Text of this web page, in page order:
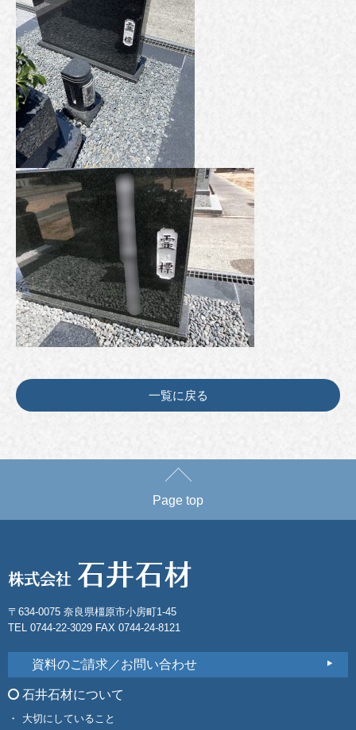
一覧に戻る
Page top
〒634-0075 奈良県橿原市小房町1-45
TEL 0744-22-3029 FAX 0744-24-8121
資料のご請求／お問い合わせ
石井石材について
大切にしていること